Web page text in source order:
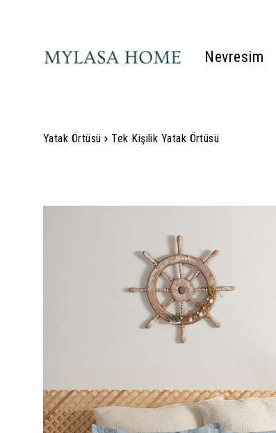
Nevresim
Yatak Örtüsü Tek Kişilik Yatak Örtüsü